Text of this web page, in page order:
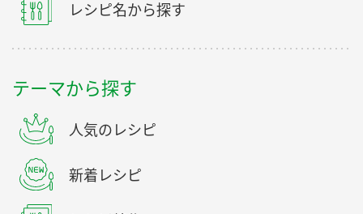
レシピ名から探す
テーマから探す
人気のレシピ
新着レシピ